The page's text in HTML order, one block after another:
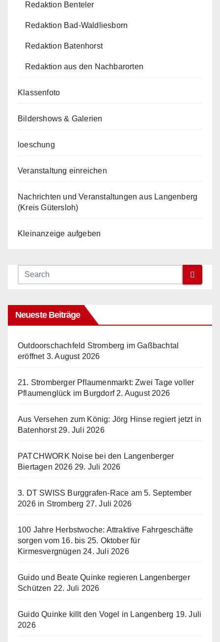
Redaktion Benteler
Redaktion Bad-Waldliesborn
Redaktion Batenhorst
Redaktion aus den Nachbarorten
Klassenfoto
Bildershows & Galerien
loeschung
Veranstaltung einreichen
Nachrichten und Veranstaltungen aus Langenberg
(Kreis Gütersloh)
Kleinanzeige aufgeben
Neueste Beiträge
Outdoorschachfeld Stromberg im Gaßbachtal
eröffnet 3. August 2026
21. Stromberger Pflaumenmarkt: Zwei Tage voller
Pflaumenglück im Burgdorf 2. August 2026
Aus Versehen zum König: Jörg Hinse regiert jetzt in
Batenhorst 29. Juli 2026
PATCHWORK Noise bei den Langenberger
Biertagen 2026 29. Juli 2026
3. DT SWISS Burggrafen-Race am 5. September
2026 in Stromberg 27. Juli 2026
100 Jahre Herbstwoche: Attraktive Fahrgeschäfte
sorgen vom 16. bis 25. Oktober für
Kirmesvergnügen 24. Juli 2026
Guido und Beate Quinke regieren Langenberger
Schützen 22. Juli 2026
Guido Quinke killt den Vogel in Langenberg 19. Juli
2026